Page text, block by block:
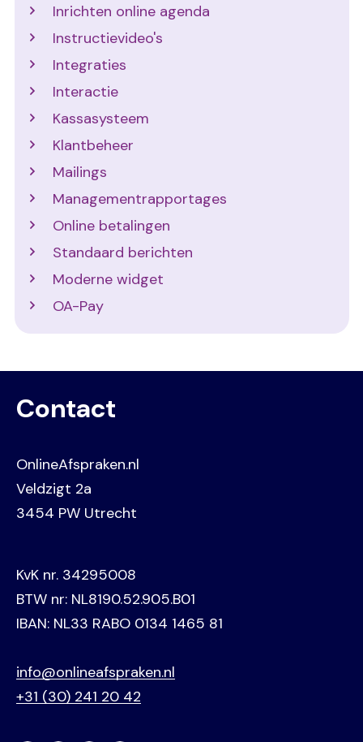
Inrichten online agenda
Instructievideo's
Integraties
Interactie
Kassasysteem
Klantbeheer
Mailings
Managementrapportages
Online betalingen
Standaard berichten
Moderne widget
OA-Pay
Contact
OnlineAfspraken.nl
Veldzigt 2a
3454 PW Utrecht
KvK nr. 34295008
BTW nr: NL8190.52.905.B01
IBAN: NL33 RABO 0134 1465 81
info@onlineafspraken.nl
+31 (30) 241 20 42